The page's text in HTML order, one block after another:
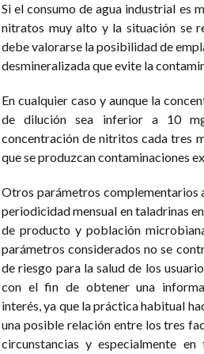
Si el consumo de agua industrial es
nitratos muy alto y la situación se
debe valorarse la posibilidad de
desmineralizada que evite la
En cualquier caso y aunque la
de dilución sea inferior a 10
concentración de nitritos cada tres
que se produzcan contaminaciones
Otros parámetros complementarios
periodicidad mensual en taladrinas
de producto y población
parámetros considerados no se
de riesgo para la salud de los
con el fin de obtener una
interés, ya que la práctica habitual
una posible relación entre los tres
circunstancias y especialmente